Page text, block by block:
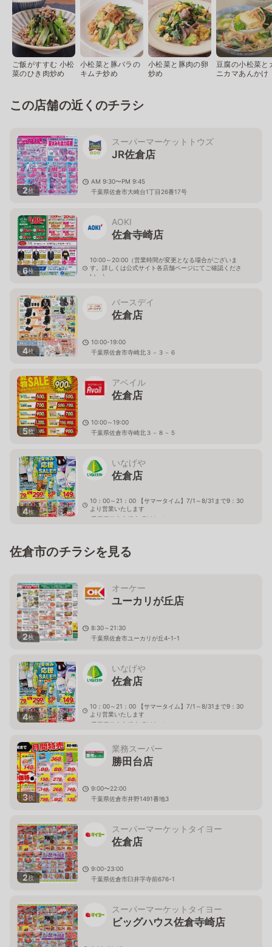
ご飯がすすむ 小松
菜のひき肉炒め
小松菜と豚バラの
キムチ炒め
小松菜と豚肉の卵
炒め
豆腐の小松菜と
ニカマあんかけ
この店舗の近くのチラシ
2枚
スーパーマーケットトウズ
JR佐倉店
AM 9:30〜PM 9:45
千葉県佐倉市大崎台1丁目26番17号
6枚
AOKI
佐倉寺崎店
10:00～20:00（営業時間が変更となる場合がございま
す。詳しくは公式サイト各店舗ページにてご確認くださ
い。）
4枚
バースデイ
佐倉店
10:00-19:00
千葉県佐倉市寺崎北３－３－６
5枚
アベイル
佐倉店
10:00～19:00
千葉県佐倉市寺崎北３－８－５
4枚
いなげや
佐倉店
10：00～21：00 【サマータイム】7/1～8/31まで9：30
より営業いたします
千葉県佐倉市鏑木町399－1
佐倉市のチラシを見る
2枚
オーケー
ユーカリが丘店
8:30～21:30
千葉県佐倉市ユーカリが丘4-1-1
4枚
いなげや
佐倉店
10：00～21：00 【サマータイム】7/1～8/31まで9：30
より営業いたします
千葉県佐倉市鏑木町399－1
3枚
業務スーパー
勝田台店
9:00〜22:00
千葉県佐倉市井野1491番地3
2枚
スーパーマーケットタイヨー
佐倉店
9:00-23:00
千葉県佐倉市臼井字寺前676-1
スーパーマーケットタイヨー
ビッグハウス佐倉寺崎店